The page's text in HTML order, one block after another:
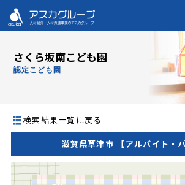
さくら坂南こども園
認定こども園
検索結果一覧に戻る
滋賀県草津市 【アルバイト・パ